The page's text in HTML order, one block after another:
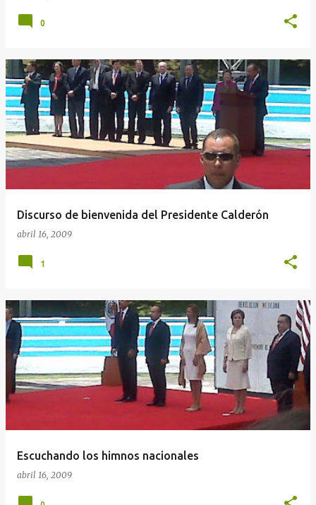
0
Discurso de bienvenida del Presidente Calderón
abril 16, 2009
1
Escuchando los himnos nacionales
abril 16, 2009